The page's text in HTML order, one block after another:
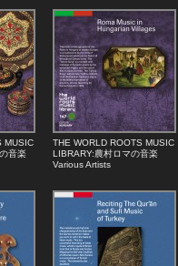
MUSIC
音楽
THE WORLD ROOTS MUSIC
LIBRARY:農村ロマの音楽
Various Artists